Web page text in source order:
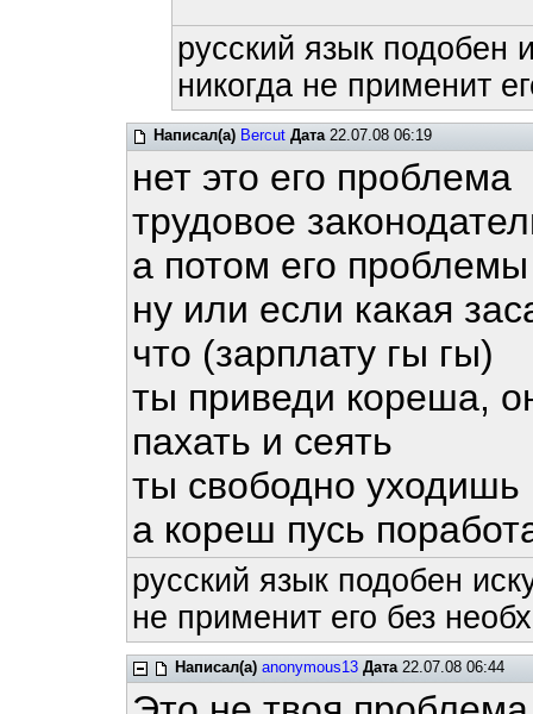
русский язык подобен
никогда не применит
Написал(а) Bercut Дата22.07.08 06:19
нет это его проблема
трудовое
а потом его
ну или если какая
что (зарплату гы гы)
ты приведи кореша,
пахать и сеять
ты свободно уходишь
а кореш пусь
русский язык подобен
не применит его без
Написал(а) anonymous13 Дата22.07.08 06:44